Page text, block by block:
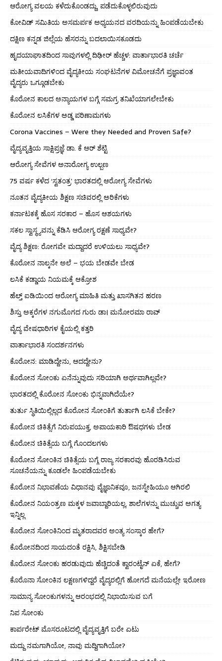
ಆರೋಗ್ಯ ವಲಯ ಕಳೆದುಕೊಂಡದ್ದು, ಪಡೆದುಕೊಳ್ಳಲಿರುವುದು
ಕೋವಿಡ್ ಸಮಿತಿಯ ಅಸಮರ್ಪಕ ಅಧ್ಯಯನದ ವರದಿಯನ್ನು ಹಿಂಪಡೆಯಬೇಕು
ದಕ್ಷಿಣ ಕನ್ನಡ ಜಿಲ್ಲೆಯ ಹೆಸರನ್ನು ಬದಲಾಯಿಸಕೂಡದು
ಹೃದಯಾಘಾತದಿಂದ ಸಾವುಗಳಲ್ಲಿ ದಿಢೀರ್ ಹೆಚ್ಚಳ: ವಾರ್ತಾಭಾರತಿ ಚರ್ಚೆ
ಮತೀಯವಾದಿಗಳಿಂದ ವೈದ್ಯಕೀಯ ಸಂಘಟನೆಗಳ ವಿಮೋಚನೆಗೆ ಪ್ರಜ್ಞಾವಂತ
ವೈದ್ಯರು ಒಗ್ಗೂಡಬೇಕು
ಕೊರೋನ ಕಾಲದ ಅನ್ಯಾಯಗಳ ಬಗ್ಗೆ ಸಮಗ್ರ ತನಿಖೆಯಾಗಲೇಬೇಕು
ಕೊರೋನ ಲಸಿಕೆಗಳ ಅಡ್ಡ ಪರಿಣಾಮಗಳು
Corona Vaccines – Were they Needed and Proven Safe?
ವೈದ್ಯವೃತ್ತಿಯ ಸಾಕ್ಷಿಪ್ರಜ್ಞೆ ಡಾ. ಕೆ ಆರ್ ಶೆಟ್ಟಿ
ಆರೋಗ್ಯ ಸೇವೆಗಳ ಅನಾರೋಗ್ಯ ಉಲ್ಬಣ
75 ವರ್ಷ ಕಳೆದ ‘ಸ್ವತಂತ್ರ’ ಭಾರತದಲ್ಲಿ ಆರೋಗ್ಯ ಸೇವೆಗಳು
ನೂತನ ವೈದ್ಯಕೀಯ ಶಿಕ್ಷಣ ಸಚಿವರಲ್ಲಿ ಅರಿಕೆಗಳು
ಕರ್ನಾಟಕಕ್ಕೆ ಹೊಸ ಸರಕಾರ – ಹೊಸ ಆಶಯಗಳು
ಸಕಲ ಸ್ವಾಸ್ಥ್ಯವನ್ನು ಕೆಡಿಸಿ ಆರೋಗ್ಯ ರಕ್ಷಣೆ ಸಾಧ್ಯವೇ?
ವೈದ್ಯ ಶಿಕ್ಷಣ: ರೋಗವೇ ಮದ್ದಾದರೆ ಉಳಿಯಲು ಸಾಧ್ಯವೇ?
ಕೊರೋನ ನಾಲ್ಕನೇ ಅಲೆ – ಭಯ ಬೇಡವೇ ಬೇಡ
ಲಸಿಕೆ ಕಡ್ಡಾಯ ನಿಯಮಕ್ಕೆ ಆಕ್ರೋಶ
ಹೆಲ್ತ್ ಐಡಿಯಿಂದ ಆರೋಗ್ಯ ಮಾಹಿತಿ ಮತ್ತು ಖಾಸಗಿತನ ಹರಣ
ಶಿಸ್ತು ಅಕ್ಕರೆಗಳ ನಗುಮೊಗದ ಗುರು ಡಾ। ಮನೋರಮಾ ರಾವ್
ವೈದ್ಯ ವೇಷಧಾರಿಗಳ ಕೈಯಲ್ಲಿ ಕತ್ತರಿ
ವಾರ್ತಾಭಾರತಿ ಸಂದರ್ಶನಗಳು
ಕೊರೋನ: ಮಾಡಿದ್ದೇನು, ಆದದ್ದೇನು?
ಕೊರೋನ ಸೋಂಕು ಏನೆನ್ನುವುದು ಸರಿಯಾಗಿ ಅರ್ಥವಾಗಿಲ್ಲವೇ?
ಭಾರತದಲ್ಲಿ ಕೊರೋನ ಸೋಂಕು ಭಿನ್ನವಾಗಿದೆಯೇ?
ತುರ್ತು ಸ್ಥಿತಿಯಿಲ್ಲಿಲ್ಲದ ಕೊರೋನ ಸೋಂಕಿಗೆ ತುರ್ತಾಗಿ ಲಸಿಕೆ ಬೇಕೇ?
ಕೊರೋನ ಚಿಕಿತ್ಸೆಗೆ ನಿರುಪಯುಕ್ತ, ಅಪಾಯಕಾರಿ ಔಷಧಗಳು ಬೇಡ
ಕೊರೋನ ಚಿಕಿತ್ಸೆಯ ಬಗ್ಗೆ ಗೊಂದಲಗಳು
ಕೊರೋನ ಸೋಂಕಿನ ಚಿಕಿತ್ಸೆಯ ಬಗ್ಗೆ ರಾಜ್ಯ ಸರಕಾರವು ಹೊರಡಿಸಿರುವ
ಸೂಚನೆಯನ್ನು ಕೂಡಲೇ ಹಿಂಪಡೆಯಬೇಕು
ಕೊರೋನ ನಿಭಾವಣೆಯ ವಿಧಾನವು ವೈಜ್ಞಾನಿಕವೂ, ಜನಸ್ನೇಹಿಯೂ ಆಗಿರಲಿ
ಕೊರೋನ ನಿಯಂತ್ರಣ ಮಕ್ಕಳ ಜವಾಬ್ದಾರಿಯಲ್ಲ, ಶಾಲೆಗಳನ್ನು ಮುಚ್ಚುವ ಅಗತ್ಯ
ಇನ್ನಿಲ್ಲ
ಕೊರೋನ ಸೋಂಕಿನಿಂದ ಮೃತರಾದವರ ಅಂತ್ಯ ಸಂಸ್ಕಾರ ಹೇಗೆ?
ಕೊರೋನದಿಂದ ಸಾಯದಂತೆ ರಕ್ಷಿಸಿ, ಶಿಕ್ಷಿಸಬೇಡಿ
ಕೊರೋನ ಸೋಂಕು ಹರಡುವುದು ಹೆಚ್ಚಿದಂತೆ ಕ್ವಾರಂಟೈನ್ ಏಕೆ, ಹೇಗೆ?
ಕೊರೊನಾ ಸೋಂಕಿನ ಲಕ್ಷಣಗಳಿದ್ದರೆ ವೈದ್ಯರಲ್ಲಿಗೆ ಹೋಗದೆ ಮನೆಯಲ್ಲೇ ಇರೋಣ
ಸಾಮಾನ್ಯ ಸೋಂಕುಗಳನ್ನು ಆರಂಭದಲ್ಲಿ ನಿಭಾಯಿಸುವ ಬಗೆ
ನಿಪ ಸೋಂಕು
ಕಾರ್ಪರೇಟ್ ಮೊಸರೂಟದಲ್ಲಿ ವೈದ್ಯವೃತ್ತಿಗೆ ಬರೇ ಏಟು
ಮದ್ದು ನಮಗಾಗಿಯೋ, ನಾವು ಮದ್ದಿಗಾಗಿಯೋ?